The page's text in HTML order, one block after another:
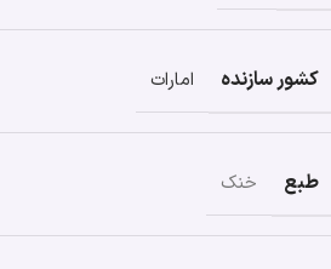
کشور سازنده امارات
طبع خنک